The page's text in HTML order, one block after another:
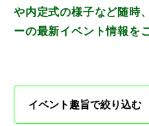
や内定式の様子など随時
ーの最新イベント情報を
イベント趣旨で絞り込む